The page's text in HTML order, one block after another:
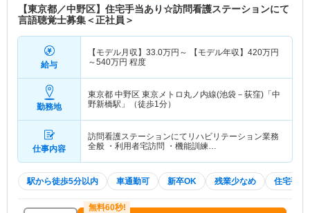
【東京都／中野区】住宅手当あり☆訪問看護ステーションにて
言語聴覚士募集＜正社員＞
給与
【モデル月収】 33.0万円～ 【モデル年収】 420万円
～540万円 程度
勤務地
東京都 中野区 東京メトロ丸ノ内線(池袋－荻窪)「中
野新橋駅」（徒歩1分）
仕事内容
訪問看護ステーションにてリハビリテーション業務
全般 ・利用者宅訪問 ・機能訓練…
駅から徒歩5分以内 車通勤可 新卒OK 残業少なめ 住宅手当